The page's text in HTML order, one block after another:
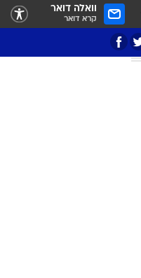
וואלה דואר
קרא דואר